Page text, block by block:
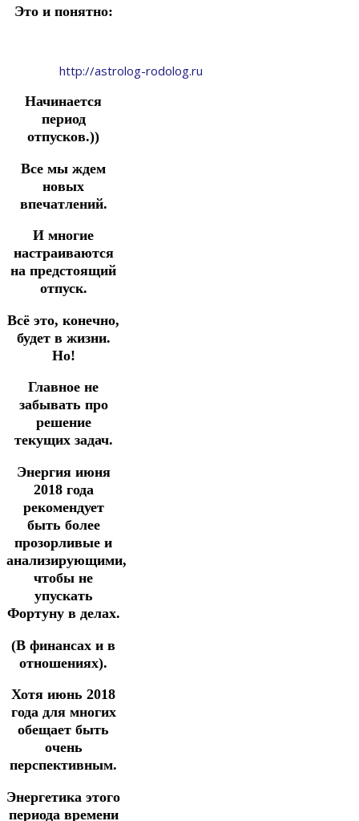
Это и понятно:
http://astrolog-rodolog.ru
Начинается
период
отпусков.))
Все мы ждем
новых
впечатлений.
И многие
настраиваются
на предстоящий
отпуск.
Всё это, конечно,
будет в жизни.
Но!
Главное не
забывать про
решение
текущих задач.
Энергия июня
2018 года
рекомендует
быть более
прозорливые и
анализирующими,
чтобы не
упускать
Фортуну в делах.
(В финансах и в
отношениях).
Хотя июнь 2018
года для многих
обещает быть
очень
перспективным.
Энергетика этого
периода времени